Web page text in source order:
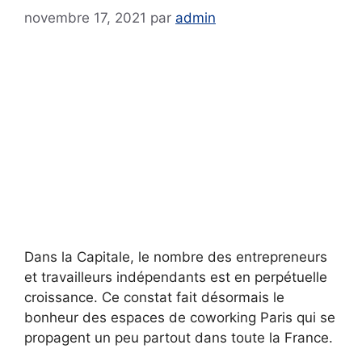
novembre 17, 2021 par admin
Dans la Capitale, le nombre des entrepreneurs
et travailleurs indépendants est en perpétuelle
croissance. Ce constat fait désormais le
bonheur des espaces de coworking Paris qui se
propagent un peu partout dans toute la France.